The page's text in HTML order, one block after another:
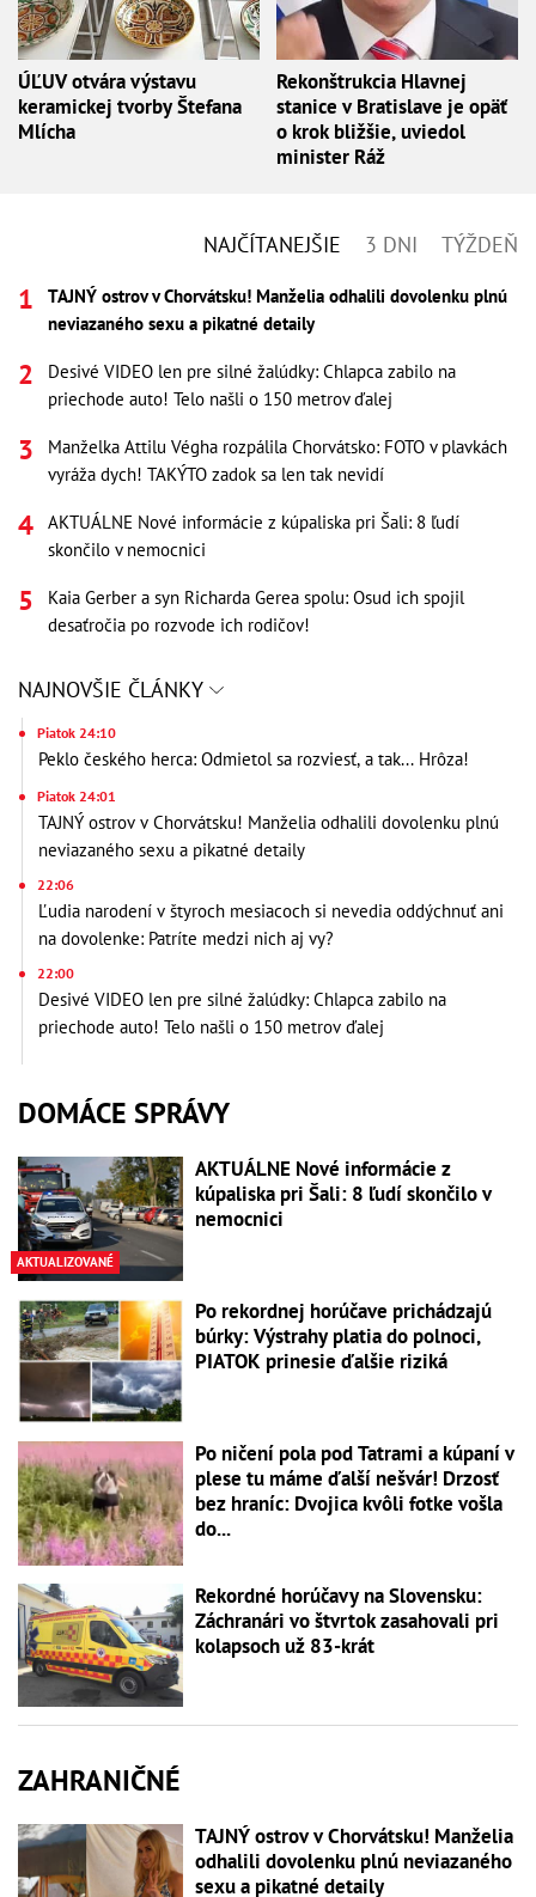
ÚĽUV otvára výstavu
keramickej tvorby Štefana
Mlícha
Rekonštrukcia Hlavnej
stanice v Bratislave je opäť
o krok bližšie, uviedol
minister Ráž
NAJČÍTANEJŠIE 3 DNI TÝŽDEŇ
TAJNÝ ostrov v Chorvátsku! Manželia odhalili dovolenku plnú
neviazaného sexu a pikatné detaily
Desivé VIDEO len pre silné žalúdky: Chlapca zabilo na
priechode auto! Telo našli o 150 metrov ďalej
Manželka Attilu Végha rozpálila Chorvátsko: FOTO v plavkách
vyráža dych! TAKÝTO zadok sa len tak nevidí
AKTUÁLNE Nové informácie z kúpaliska pri Šali: 8 ľudí
skončilo v nemocnici
Kaia Gerber a syn Richarda Gerea spolu: Osud ich spojil
desaťročia po rozvode ich rodičov!
NAJNOVŠIE ČLÁNKY
Piatok 24:10
Peklo českého herca: Odmietol sa rozviesť, a tak... Hrôza!
Piatok 24:01
TAJNÝ ostrov v Chorvátsku! Manželia odhalili dovolenku plnú
neviazaného sexu a pikatné detaily
22:06
Ľudia narodení v štyroch mesiacoch si nevedia oddýchnuť ani
na dovolenke: Patríte medzi nich aj vy?
22:00
Desivé VIDEO len pre silné žalúdky: Chlapca zabilo na
priechode auto! Telo našli o 150 metrov ďalej
DOMÁCE SPRÁVY
AKTUALIZOVANÉ
AKTUÁLNE Nové informácie z
kúpaliska pri Šali: 8 ľudí skončilo v
nemocnici
Po rekordnej horúčave prichádzajú
búrky: Výstrahy platia do polnoci,
PIATOK prinesie ďalšie riziká
Po ničení pola pod Tatrami a kúpaní v
plese tu máme ďalší nešvár! Drzosť
bez hraníc: Dvojica kvôli fotke vošla
do...
Rekordné horúčavy na Slovensku:
Záchranári vo štvrtok zasahovali pri
kolapsoch už 83-krát
ZAHRANIČNÉ
TAJNÝ ostrov v Chorvátsku! Manželia
odhalili dovolenku plnú neviazaného
sexu a pikatné detaily